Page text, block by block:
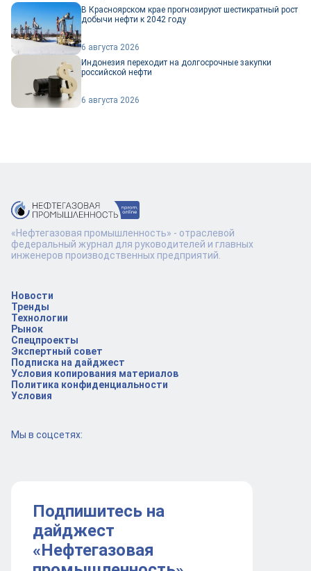
В Красноярском крае прогнозируют шестикратный рост
добычи нефти к 2042 году
6 августа 2026
Индонезия переходит на долгосрочные закупки
российской нефти
6 августа 2026
Новости
Тренды
Технологии
Рынок
Спецпроекты
Экспертный совет
Подписка на дайджест
Условия копирования материалов
Политика конфиденциальности
Условия
Мы в соцсетях:
Подпишитесь на
дайджест
«Нефтегазовая
«Нефтегазовая промышленность» - отраслевой
федеральный журнал для руководителей и главных
инженеров производственных предприятий.